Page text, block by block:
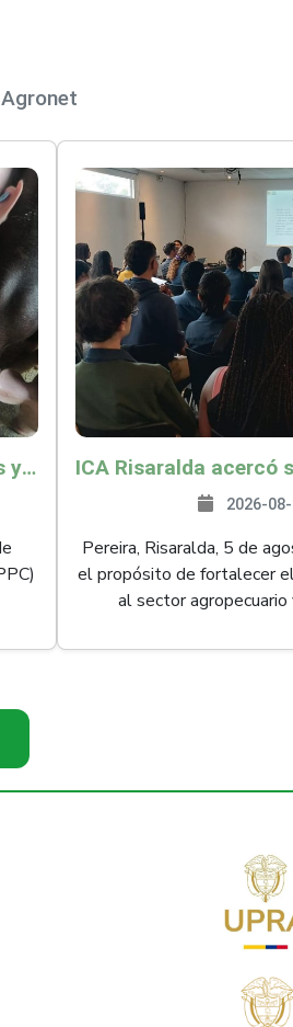
La OMSA reconoció a San Andrés y Providencia como zona libre de Peste Porcina Clásica (PPC)
2026-
Pereira, Risaralda, 5 de
el propósito de fortalecer
al sector agropecuario